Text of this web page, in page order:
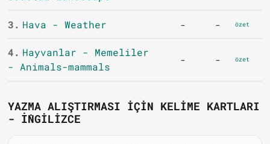
3. Hava - Weather - - özet
4. Hayvanlar - Memeliler
- Animals-mammals
- - özet
YAZMA ALIŞTIRMASI IÇIN KELIME KARTLARI
- İNGILIZCE